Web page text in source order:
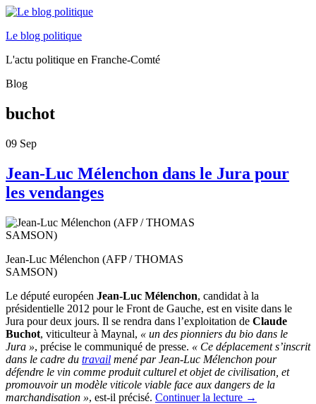
Le blog politique
L'actu politique en Franche-Comté
Blog
buchot
09 Sep
Jean-Luc Mélenchon dans le Jura pour
les vendanges
Jean-Luc Mélenchon (AFP / THOMAS
SAMSON)
Le député européen Jean-Luc Mélenchon, candidat à la
présidentielle 2012 pour le Front de Gauche, est en visite dans le
Jura pour deux jours. Il se rendra dans l’exploitation de Claude
Buchot, viticulteur à Maynal, « un des pionniers du bio dans le
Jura », précise le communiqué de presse. « Ce déplacement s’inscrit
dans le cadre du travail mené par Jean-Luc Mélenchon pour
défendre le vin comme produit culturel et objet de civilisation, et
promouvoir un modèle viticole viable face aux dangers de la
marchandisation », est-il précisé. Continuer la lecture →